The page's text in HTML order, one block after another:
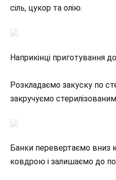
сіль, цукор та олію.
Наприкінці приготування
Розкладаємо закуску по
закручуємо
Банки перевертаємо вниз
ковдрою і залишаємо до